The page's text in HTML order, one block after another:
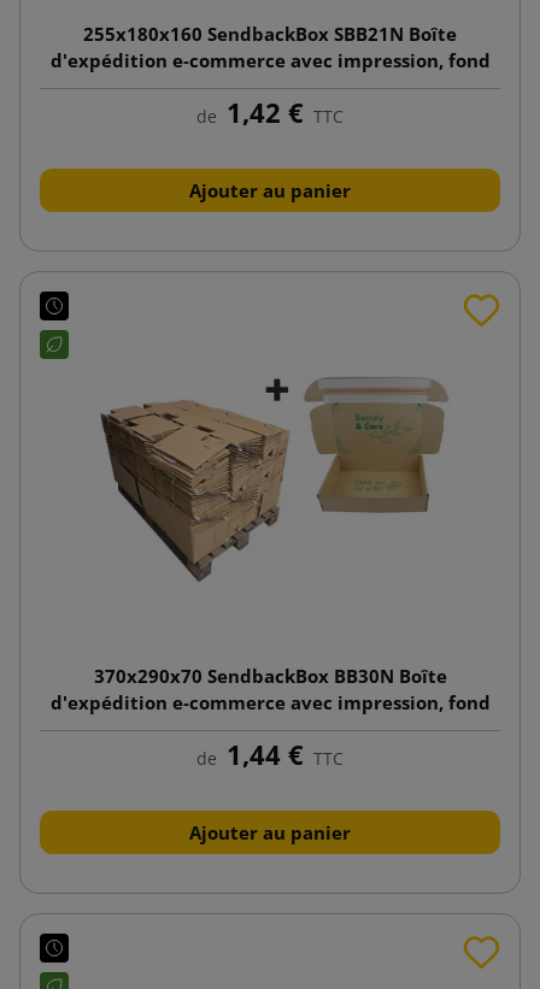
255x180x160 SendbackBox SBB21N Boîte
d'expédition e-commerce avec impression, fond
automatique
de 1,42 € TTC
Ajouter au panier
370x290x70 SendbackBox BB30N Boîte
d'expédition e-commerce avec impression, fond
automatique
de 1,44 € TTC
Ajouter au panier